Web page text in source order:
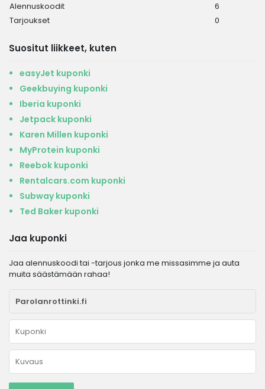
Alennuskoodit
6
Tarjoukset
0
Suositut liikkeet, kuten
easyJet kuponki
Geekbuying kuponki
Iberia kuponki
Jetpack kuponki
Karen Millen kuponki
MyProtein kuponki
Reebok kuponki
Rentalcars.com kuponki
Subway kuponki
Ted Baker kuponki
Jaa kuponki
Jaa alennuskoodi tai -tarjous jonka me missasimme ja auta
muita säästämään rahaa!